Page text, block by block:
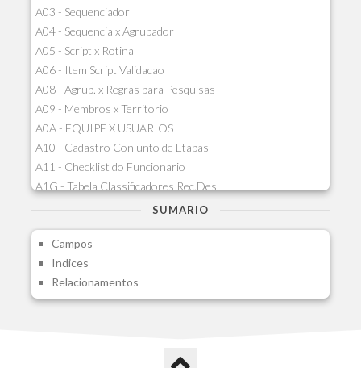
A03 - Sequenciador
A04 - Sequencia x Agrupador
A05 - Script x Rotina
A06 - Item Script Validacao
A08 - Agrup. x Regras para Pesquisas
A09 - Membros x Territorio
A0A - EQUIPE X USUARIOS
A10 - Cadastro Conjunto de Etapas
A11 - Checklist do Funcionario
A1G - Tabela Classificadores Rec.Des
A1H - Itens Tabela Classif.Rec.Desp.
A1J - Itens Aglutinadores Visao
A1N - Tipos de Card
A1O - Cards Dashboard
A1P - Tipos de Charts
A1S - Notificacoes do Vendedor
SUMARIO
Campos
Indices
Relacionamentos